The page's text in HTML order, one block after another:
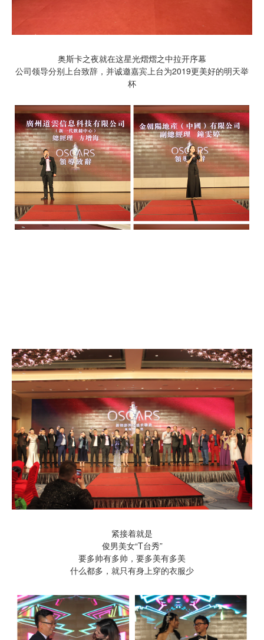
奥斯卡之夜就在这星光熠熠之中拉开序幕
公司领导分别上台致辞，并诚邀嘉宾上台为2019更美好的明天举
杯
紧接着就是
俊男美女“T台秀”
要多帅有多帅，要多美有多美
什么都多，就只有身上穿的衣服少